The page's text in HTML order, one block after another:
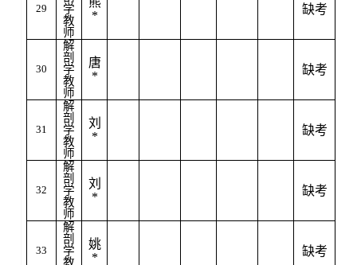
29
学
教
师
*
缺考
30
解
剖
学
教
师
唐
*
缺考
31
解
剖
学
教
师
刘
*
缺考
32
解
剖
学
教
师
刘
*
缺考
33
解
剖
学
教
姚
*
缺考